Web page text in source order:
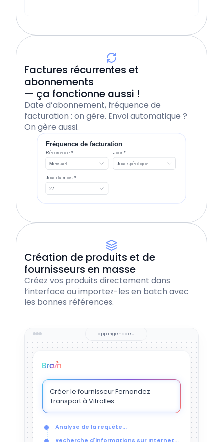
Factures récurrentes et
abonnements
— ça fonctionne aussi !
Date d’abonnement, fréquence de
facturation : on gère. Envoi automatique ?
On gère aussi.
Fréquence de facturation
Récurrence *
Mensuel
Jour *
Jour spécifique
Jour du mois *
27
Création de produits et de
fournisseurs en masse
Créez vos produits directement dans
l’interface ou importez-les en batch avec
les bonnes références.
app.ingeneo.eu
Créer le fournisseur Fernandez
Transport à Vitrolles.
Analyse de la requête...
Recherche d'informations sur Internet...